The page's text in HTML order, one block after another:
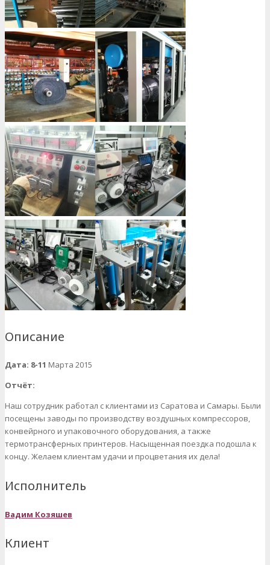
Описание
Дата: 8-11 Марта 2015
Отчёт:
Наш сотрудник работал с клиентами из Саратова и Самары. Были
посещены заводы по производству воздушных компрессоров,
конвейрного и упаковочного оборудования, а также
термотрансферных принтеров. Насыщенная поездка подошла к
концу. Желаем клиентам удачи и процветания их дела!
Исполнитель
Вадим Козяшев
Клиент